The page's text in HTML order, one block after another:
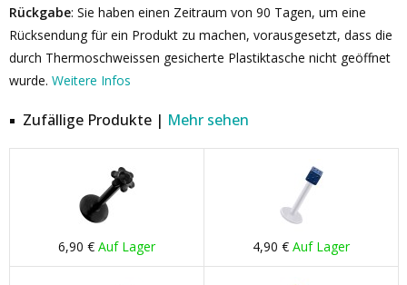
Rückgabe: Sie haben einen Zeitraum von 90 Tagen, um eine
Rücksendung für ein Produkt zu machen, vorausgesetzt, dass die
durch Thermoschweissen gesicherte Plastiktasche nicht geöffnet
wurde. Weitere Infos
Zufällige Produkte | Mehr sehen
6,90 € Auf Lager 4,90 € Auf Lager